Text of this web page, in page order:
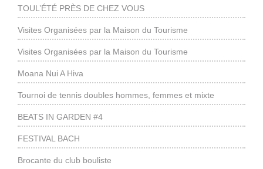
TOUL’ÉTÉ PRÈS DE CHEZ VOUS
Visites Organisées par la Maison du Tourisme
Visites Organisées par la Maison du Tourisme
Moana Nui A Hiva
Tournoi de tennis doubles hommes, femmes et mixte
BEATS IN GARDEN #4
FESTIVAL BACH
Brocante du club bouliste